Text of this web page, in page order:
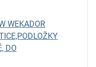
WEKADOR
DO